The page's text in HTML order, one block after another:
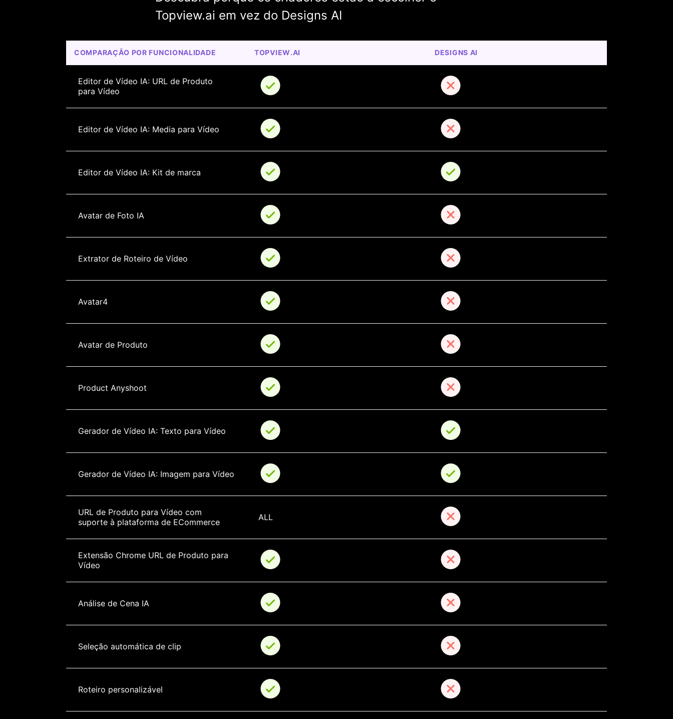
Topview.ai em vez do Designs AI
COMPARAÇÃO POR FUNCIONALIDADE TOPVIEW.AI DESIGNS AI
Editor de Vídeo IA: URL de Produto
para Vídeo
Editor de Vídeo IA: Media para Vídeo
Editor de Vídeo IA: Kit de marca
Avatar de Foto IA
Extrator de Roteiro de Vídeo
Avatar4
Avatar de Produto
Product Anyshoot
Gerador de Vídeo IA: Texto para Vídeo
Gerador de Vídeo IA: Imagem para Vídeo
URL de Produto para Vídeo com
suporte à plataforma de ECommerce
ALL
Extensão Chrome URL de Produto para
Vídeo
Análise de Cena IA
Seleção automática de clip
Roteiro personalizável